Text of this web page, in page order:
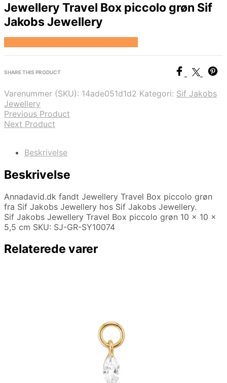
Jewellery Travel Box piccolo grøn Sif
Jakobs Jewellery
SHARE THIS PRODUCT
Varenummer (SKU): 14ade051d1d2 Kategori: Sif Jakobs
Jewellery
Previous Product
Next Product
Beskrivelse
Beskrivelse
Annadavid.dk fandt Jewellery Travel Box piccolo grøn
fra Sif Jakobs Jewellery hos Sif Jakobs Jewellery.
Sif Jakobs Jewellery Travel Box piccolo grøn 10 x 10 x
5,5 cm SKU: SJ-GR-SY10074
Relaterede varer